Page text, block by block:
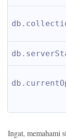
Ingat, memahami